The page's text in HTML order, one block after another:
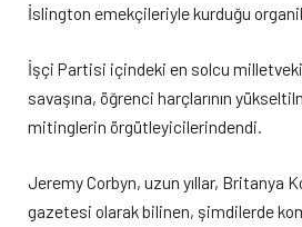
İslington emekçileriyle kurduğu
İşçi Partisi içindeki en solcu
savaşına, öğrenci harçlarının
mitinglerin örgütleyicilerindendi.
Jeremy Corbyn, uzun yıllar, Britanya
gazetesi olarak bilinen, şimdilerde